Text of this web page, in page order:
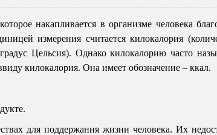
накапливается в организме человека
измерения считается килокалория
Цельсия). Однако килокалорию часто
килокалория. Она имеет обозначение – ккал.
для поддержания жизни человека. Их